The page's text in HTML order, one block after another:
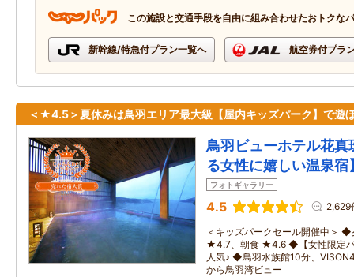
この施設と交通手段を自由に組み合わせたおトクな
新幹線/特急付プラン一覧へ 航空券付プラ
＜★4.5＞夏休みは鳥羽エリア最大級【屋内キッズパーク】で遊
鳥羽ビューホテル花真
る女性に嬉しい温泉宿
フォトギャラリー
4.5 2,629
＜キッズパークセール開催中＞
★4.7、朝食 ★4.6 ◆【女性限定バ
人気♪ ◆鳥羽水族館10分、
から鳥羽湾ビュー